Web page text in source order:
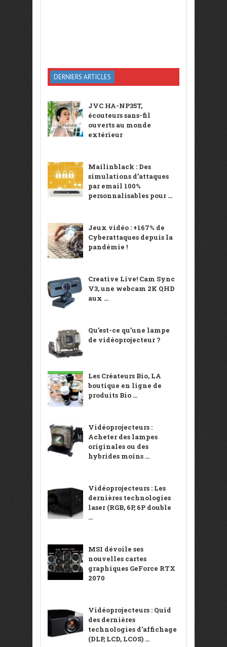
DERNIERS ARTICLES
JVC HA-NP35T,
écouteurs sans-fil
ouverts au monde
extérieur
Mailinblack : Des
simulations d’attaques
par email 100%
personnalisables pour ...
Jeux vidéo : +167% de
Cyberattaques depuis la
pandémie !
Creative Live! Cam Sync
V3, une webcam 2K QHD
aux ...
Qu’est-ce qu’une lampe
de vidéoprojecteur ?
Les Créateurs Bio, LA
boutique en ligne de
produits Bio ...
Vidéoprojecteurs :
Acheter des lampes
originales ou des
hybrides moins ...
Vidéoprojecteurs : Les
dernières technologies
laser (RGB, 6P, 6P double
...
MSI dévoile ses
nouvelles cartes
graphiques GeForce RTX
2070
Vidéoprojecteurs : Quid
des dernières
technologies d’affichage
(DLP, LCD, LCOS) ...